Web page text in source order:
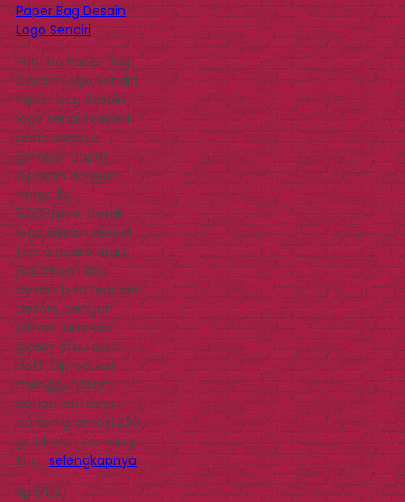
Paper Bag Desain
Logo Sendiri
Printing Paper Bag
Desain Logo Sendiri
Paper bag desain
logo sendiri seperti
pada sample
gambar dapat
dipesan dengan
harga Rp.
5.000/pcs. Cetak
logo desain sesuai
tema acara atau
jika belum ada
desain bisa request
desain, dengan
pilihan laminasi
glossy atau pun
doff. Diproduksi
menggunakan
bahan kertas art
carton gramasi 230
gr. Ukuran panjang
15 x…selengkapnya
Rp 5.000